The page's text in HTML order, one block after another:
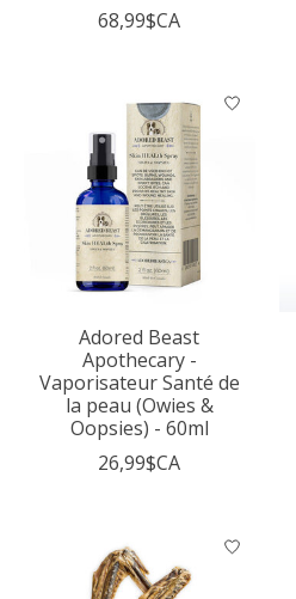
68,99$CA
Adored Beast
Apothecary -
Vaporisateur Santé de
la peau (Owies &
Oopsies) - 60ml
26,99$CA